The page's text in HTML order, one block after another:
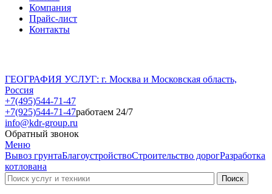
Компания
Прайс-лист
Контакты
ГЕОГРАФИЯ УСЛУГ: г. Москва и Московская область,
Россия
+7(495)544-71-47
+7(925)544-71-47работаем 24/7
info@kdr-group.ru
Обратный звонок
Меню
Вывоз грунтаБлагоустройствоСтроительство дорогРазработка
котлована